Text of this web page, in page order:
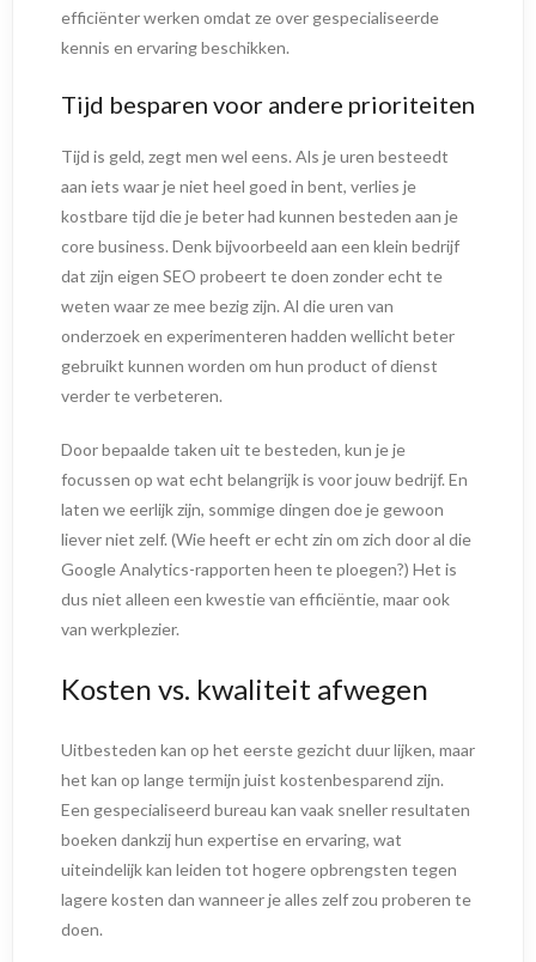
efficiënter werken omdat ze over gespecialiseerde
kennis en ervaring beschikken.
Tijd besparen voor andere prioriteiten
Tijd is geld, zegt men wel eens. Als je uren besteedt
aan iets waar je niet heel goed in bent, verlies je
kostbare tijd die je beter had kunnen besteden aan je
core business. Denk bijvoorbeeld aan een klein bedrijf
dat zijn eigen SEO probeert te doen zonder echt te
weten waar ze mee bezig zijn. Al die uren van
onderzoek en experimenteren hadden wellicht beter
gebruikt kunnen worden om hun product of dienst
verder te verbeteren.
Door bepaalde taken uit te besteden, kun je je
focussen op wat echt belangrijk is voor jouw bedrijf. En
laten we eerlijk zijn, sommige dingen doe je gewoon
liever niet zelf. (Wie heeft er echt zin om zich door al die
Google Analytics-rapporten heen te ploegen?) Het is
dus niet alleen een kwestie van efficiëntie, maar ook
van werkplezier.
Kosten vs. kwaliteit afwegen
Uitbesteden kan op het eerste gezicht duur lijken, maar
het kan op lange termijn juist kostenbesparend zijn.
Een gespecialiseerd bureau kan vaak sneller resultaten
boeken dankzij hun expertise en ervaring, wat
uiteindelijk kan leiden tot hogere opbrengsten tegen
lagere kosten dan wanneer je alles zelf zou proberen te
doen.